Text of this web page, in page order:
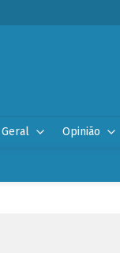
Geral Opinião